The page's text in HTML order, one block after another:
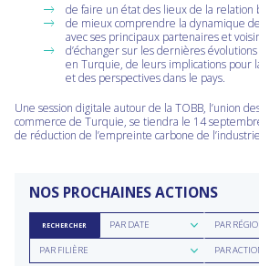
de faire un état des lieux de la relation
de mieux comprendre la dynamique
avec ses principaux partenaires et
d’échanger sur les dernières
en Turquie, de leurs implications pour
et des perspectives dans le pays.
Une session digitale autour de la TOBB, l’union
commerce de Turquie, se tiendra le 14
de réduction de l’empreinte carbone de
NOS PROCHAINES ACTIONS
RECHERCHER
Rechercher
parPAR DATE
par
région
PAR
Rechercher
parPAR FILIÈRE
parPAR